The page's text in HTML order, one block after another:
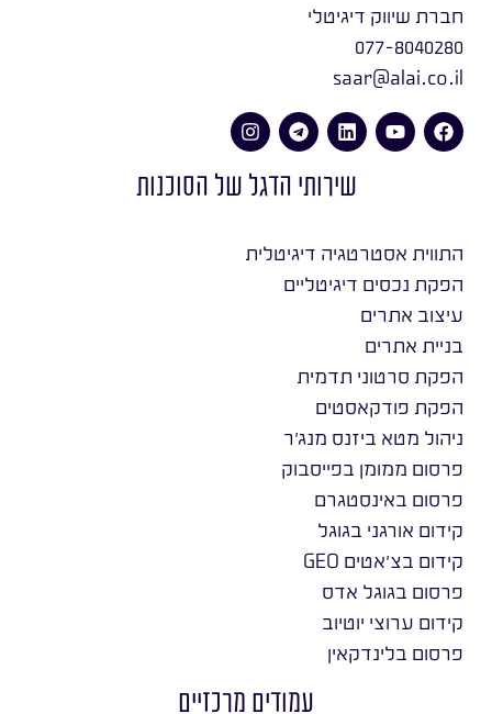
חברת שיווק דיגיטלי
077-8040280
saar@alai.co.il
שירותי הדגל של הסוכנות
התווית אסטרטגיה דיגיטלית
הפקת נכסים דיגיטליים
עיצוב אתרים
בניית אתרים
הפקת סרטוני תדמית
הפקת פודקאסטים
ניהול מטא ביזנס מנג׳ר
פרסום ממומן בפייסבוק
פרסום באינסטגרם
קידום אורגני בגוגל
קידום בצ׳אטים GEO
פרסום בגוגל אדס
קידום ערוצי יוטיוב
פרסום בלינדקאין
עמודים מרכזיים